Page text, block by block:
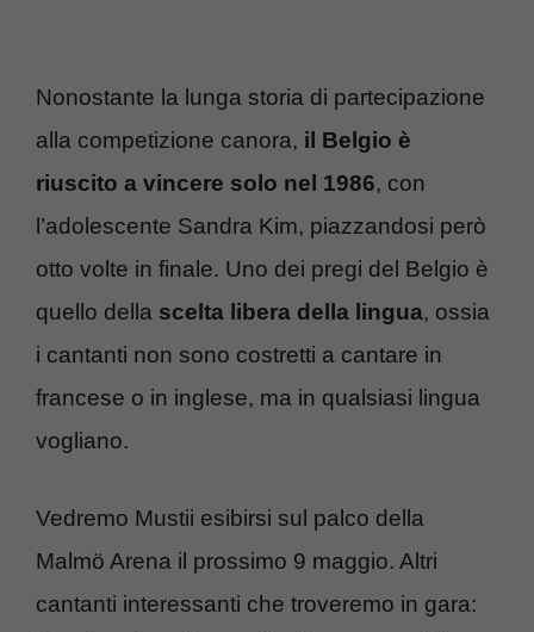
Nonostante la lunga storia di partecipazione
alla competizione canora, il Belgio è
riuscito a vincere solo nel 1986, con
l’adolescente Sandra Kim, piazzandosi però
otto volte in finale. Uno dei pregi del Belgio è
quello della scelta libera della lingua, ossia
i cantanti non sono costretti a cantare in
francese o in inglese, ma in qualsiasi lingua
vogliano.
Vedremo Mustii esibirsi sul palco della
Malmö Arena il prossimo 9 maggio. Altri
cantanti interessanti che troveremo in gara: